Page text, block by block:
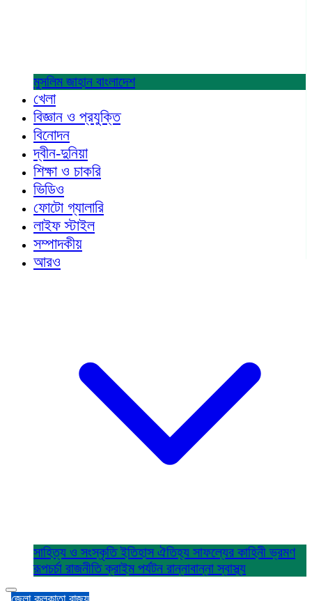
মুসলিম জাহান বাংলাদেশ
খেলা
বিজ্ঞান ও প্রযুক্তি
বিনোদন
দ্বীন-দুনিয়া
শিক্ষা ও চাকরি
ভিডিও
ফোটো গ্যালারি
লাইফ স্টাইল
সম্পাদকীয়
আরও
সাহিত্য ও সংস্কৃতিইতিহাস ঐতিহ্য সাফল্যের কাহিনীভ্রমণ
রূপচর্চা রাজনীতিক্রাইম পর্যটন রান্নাবান্নাস্বাস্থ্য